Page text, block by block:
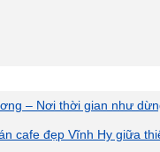
– Nơi thời gian như
cafe đẹp Vĩnh Hy giữa